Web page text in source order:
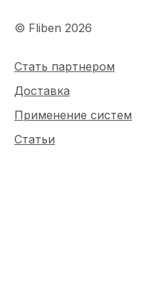
© Fliben 2026
Стать партнером
Доставка
Применение систем
Статьи